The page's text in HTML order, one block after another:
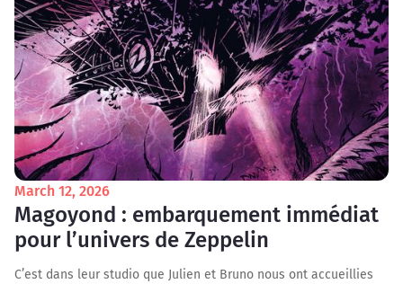
March 12, 2026
Magoyond : embarquement immédiat
pour l’univers de Zeppelin
C’est dans leur studio que Julien et Bruno nous ont accueillies